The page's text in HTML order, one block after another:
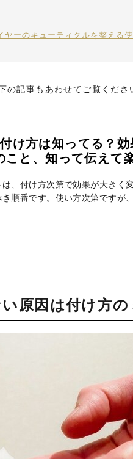
ヤーのキューティクルを整える
記事もあわせてご覧くださ
け方は知ってる？
と、知って伝えて楽
、付け方次第で効果が大きく
順番です。使い方次第ですが
原因は付け方の